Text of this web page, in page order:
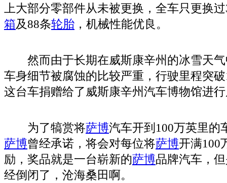
上大部分零部件从未被更换，全车只更换
箱及88条轮胎 ，机械性能优良。
然而由于长期在威斯康辛州的冰雪天气
车身细节被腐蚀的比较严重，行驶里程突
这台车捐赠给了威斯康辛州汽车博物馆进
为了犒赏将萨博汽车开到100万英里的
萨博曾经承诺，将会对每位将萨博开满100
励，奖品就是一台崭新的萨博品牌汽车，
经倒闭了，沧海桑田啊。